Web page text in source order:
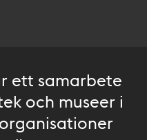
ett samarbete
och museer i